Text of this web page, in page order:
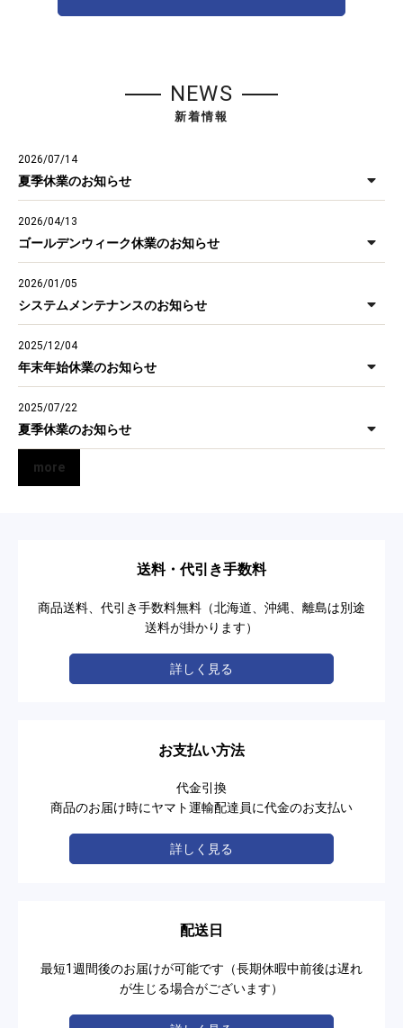
NEWS
新着情報
2026/07/14
夏季休業のお知らせ
2026/04/13
ゴールデンウィーク休業のお知らせ
2026/01/05
システムメンテナンスのお知らせ
2025/12/04
年末年始休業のお知らせ
2025/07/22
夏季休業のお知らせ
more
送料・代引き手数料
商品送料、代引き手数料無料（北海道、沖縄、離島は別途
送料が掛かります）
詳しく見る
お支払い方法
代金引換
商品のお届け時にヤマト運輸配達員に代金のお支払い
詳しく見る
配送日
最短1週間後のお届けが可能です（長期休暇中前後は遅れ
が生じる場合がございます）